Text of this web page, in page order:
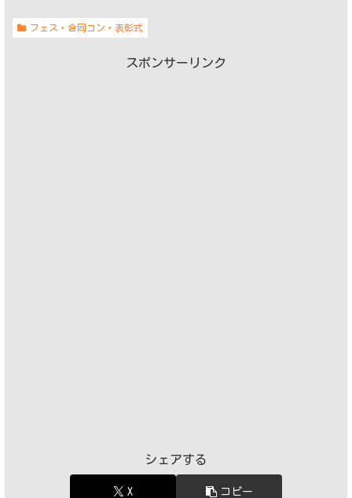
フェス・合同コン・表彰式
スポンサーリンク
シェアする
X コピー